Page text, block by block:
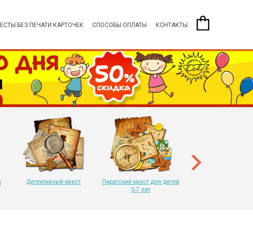
БЕЗ ПЕЧАТИ КАРТОЧЕК СПОСОБЫ ОПЛАТЫ КОНТАКТЫ
Детективный квест
Пиратский квест для детей
5-7 лет